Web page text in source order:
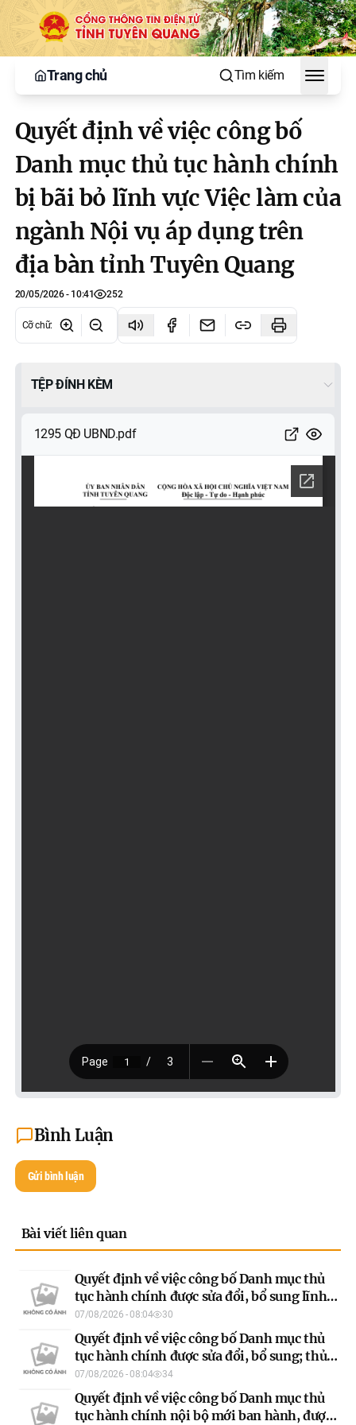
Trang chủ Tìm kiếm
Toggle
Quyết định về việc công bố
Danh mục thủ tục hành chính
bị bãi bỏ lĩnh vực Việc làm của
ngành Nội vụ áp dụng trên
địa bàn tỉnh Tuyên Quang
20/05/2026 - 10:41 252
Cỡ chữ:
TỆP ĐÍNH KÈM
1295 QĐ UBND.pdf
Bình Luận
Gửi bình luận
Bài viết liên quan
Quyết định về việc công bố Danh mục thủ
tục hành chính được sửa đổi, bổ sung lĩnh
vực an toàn bức xạ và hạt nhân của ngành
Khoa học và Công nghệ áp dụng trên địa
bàn tỉnh Tuyên Quang
07/08/2026 - 08:04 30
Quyết định về việc công bố Danh mục thủ
tục hành chính được sửa đổi, bổ sung; thủ
tục hành chính bị bãi bỏ lĩnh vực đăng kiểm
của ngành Xây dựng áp dụng trên địa bàn
tỉnh Tuyên Quang
07/08/2026 - 08:04 34
Quyết định về việc công bố Danh mục thủ
tục hành chính nội bộ mới ban hành, được